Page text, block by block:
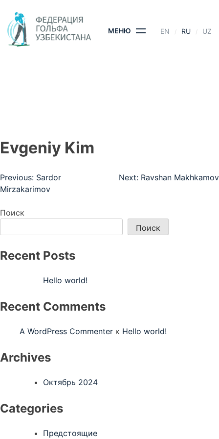
content
МЕНЮ EN RU UZ
Evgeniy Kim
Навигация
записям
Previous: Sardor
Mirzakarimov
Next: Ravshan Makhkamov
Поиск
Поиск
Recent Posts
Hello world!
Recent Comments
A WordPress Commenter к Hello world!
Archives
Октябрь 2024
Categories
Предстоящие